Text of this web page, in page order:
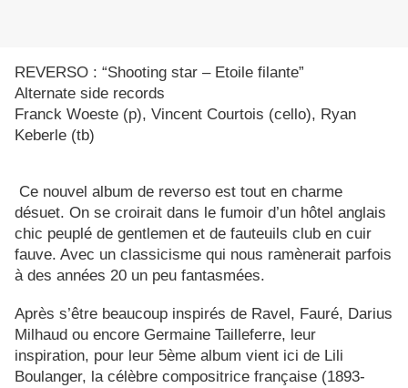
REVERSO : “Shooting star – Etoile filante”
Alternate side records
Franck Woeste (p), Vincent Courtois (cello), Ryan
Keberle (tb)
Ce nouvel album de reverso est tout en charme
désuet. On se croirait dans le fumoir d’un hôtel anglais
chic peuplé de gentlemen et de fauteuils club en cuir
fauve. Avec un classicisme qui nous ramènerait parfois
à des années 20 un peu fantasmées.
Après s’être beaucoup inspirés de Ravel, Fauré, Darius
Milhaud ou encore Germaine Tailleferre, leur
inspiration, pour leur 5ème album vient ici de Lili
Boulanger, la célèbre compositrice française (1893-